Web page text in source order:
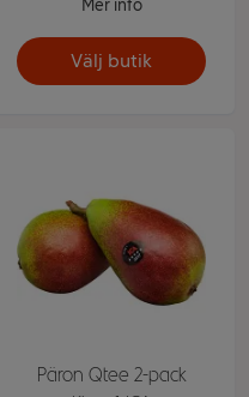
Mer info
Välj butik
Päron Qtee 2-pack